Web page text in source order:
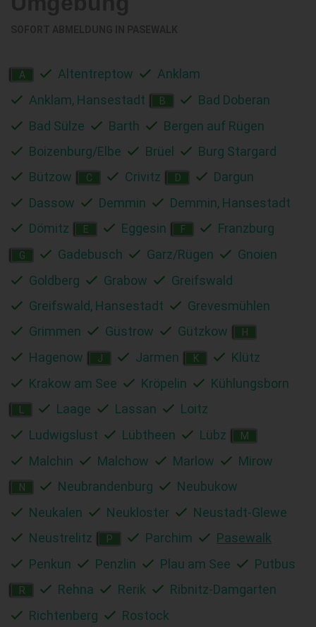
A Altentreptow
Anklam
Anklam, Hansestadt
B
Bad Doberan
Bad Sülze
Barth
Bergen auf Rügen
Boizenburg/Elbe
Brüel
Burg Stargard
Bützow
C Crivitz D
Dargun
Dassow
Demmin
Demmin, Hansestadt
Dömitz
E Eggesin F Franzburg
G Gadebusch Garz/Rügen
Gnoien
Goldberg
Grabow
Greifswald
Greifswald, Hansestadt
Grevesmühlen
Grimmen
Güstrow Gützkow H
Hagenow J Jarmen K
Klütz
Krakow am See
Kröpelin Kühlungsborn
Laage Lassan
Loitz
Ludwigslust
Lübtheen Lübz M
Malchin Malchow Marlow Mirow
N Neubrandenburg
Neubukow
Neukalen
Neukloster
Neustadt-Glewe
Neustrelitz
P Parchim
Pasewalk
Penkun
Penzlin Plau am See Putbus
R Rehna Rerik
Ribnitz-Damgarten
Richtenberg
Rostock